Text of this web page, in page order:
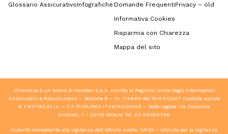
Glossario AssicurativoInfografiche Domande FrequentiPrivacy – old
Informativa Cookies
Risparmia con Chiarezza
Mappa del sito
Chiarezza è un brand di Howden S.p.A. Iscritta al Registro Unico degli Intermediari
Assicurativi e Riassicurativi – Sezione B – nr. 114899 del 16/04/2007 Capitale sociale
€ 7.617.193,51 i.v. – C.F./P.IVA/REA IT09743130156 – Sede Legale: via Costanza
Arconati, 1 – 20135 Milano Tel. 02 89050796
Autorità competente alla vigilanza dell’attività svolta: IVASS – Istituto per la Vigilanza